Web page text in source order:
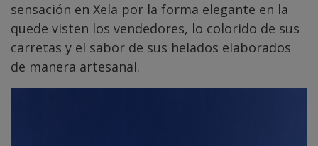
sensación en Xela por la forma elegante en la
quede visten los vendedores, lo colorido de sus
carretas y el sabor de sus helados elaborados
de manera artesanal.